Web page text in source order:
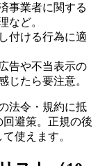
事業者に関する
など。
付ける行為に適
告や不当表示の
じたら要注意。
法令・規約に抵
避策。正規の後
使えます。